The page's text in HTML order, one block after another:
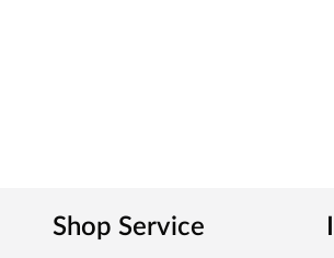
Shop Service